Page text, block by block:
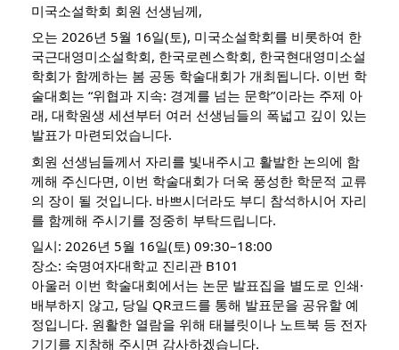
미국소설학회 회원 선생님께,
오는 2026년 5월 16일(토), 미국소설학회를 비롯하여 한
국근대영미소설학회, 한국로렌스학회, 한국현대영미소설
학회가 함께하는 봄 공동 학술대회가 개최됩니다. 이번 학
술대회는 “위협과 지속: 경계를 넘는 문학”이라는 주제 아
래, 대학원생 세션부터 여러 선생님들의 폭넓고 깊이 있는
발표가 마련되었습니다.
회원 선생님들께서 자리를 빛내주시고 활발한 논의에 함
께해 주신다면, 이번 학술대회가 더욱 풍성한 학문적 교류
의 장이 될 것입니다. 바쁘시더라도 부디 참석하시어 자리
를 함께해 주시기를 정중히 부탁드립니다.
일시: 2026년 5월 16일(토) 09:30–18:00
장소: 숙명여자대학교 진리관 B101
아울러 이번 학술대회에서는 논문 발표집을 별도로 인쇄·
배부하지 않고, 당일 QR코드를 통해 발표문을 공유할 예
정입니다. 원활한 열람을 위해 태블릿이나 노트북 등 전자
기기를 지참해 주시면 감사하겠습니다.